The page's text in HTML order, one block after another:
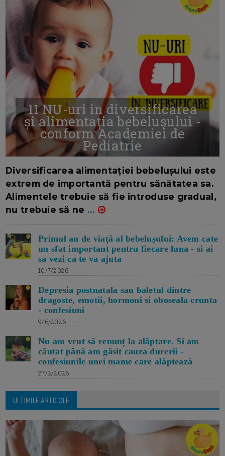
11 NU-uri in diversificarea
și alimentația bebelușului -
conform Academiei de
Pediatrie
Diversificarea alimentației bebelușului este
extrem de importantă pentru sănătatea sa.
Alimentele trebuie să fie introduse gradual,
nu trebuie să ne ...
Primul an de viață al bebelușului: Avem cate
un sfat important pentru fiecare luna - si ai
sa vezi ca te va ajuta
10/7/2026
Depresia postnatala sau baletul dintre
dragoste, emotii, hormoni si oboseala crunta
- confesiuni
9/6/2026
Nu am vrut să renunț la alăptare. Si am
căutat până am găsit cauza durerii -
confesiunile unei mame care alăptează
27/3/2026
ULTIMILE ARTICOLE